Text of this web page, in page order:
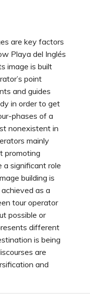
are key factors
Playa del Inglés
image is built
point
and guides
in order to get
phases of a
nonexistent in
mainly
promoting
a significant role
building is
as a
tour operator
possible or
different
is being
are
and